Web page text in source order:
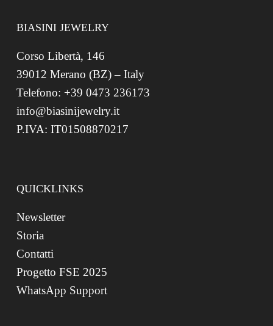
BIASINI JEWELRY
Corso Libertà, 146
39012 Merano (BZ) – Italy
Telefono: +39 0473 236173
info@biasinijewelry.it
P.IVA: IT01508870217
QUICKLINKS
Newsletter
Storia
Contatti
Progetto FSE 2025
WhatsApp Support